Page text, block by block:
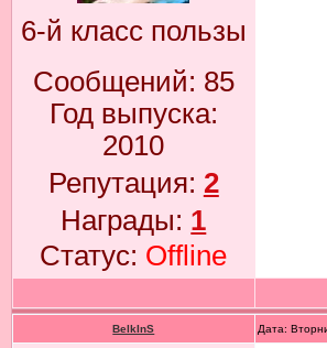
6-й класс пользы
Сообщений: 85
Год выпуска:
2010
Репутация: 2
Награды: 1
Статус: Offline
BelkInS Дата: